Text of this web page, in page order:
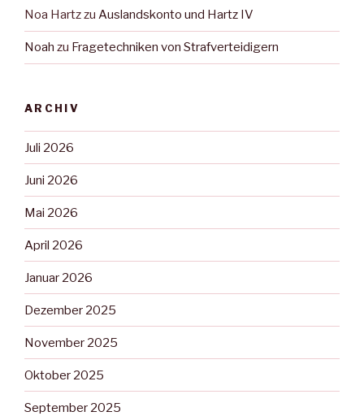
Noa Hartzzu Auslandskonto und Hartz IV
Noah zu Fragetechniken von Strafverteidigern
ARCHIV
Juli 2026
Juni 2026
Mai 2026
April 2026
Januar 2026
Dezember 2025
November 2025
Oktober 2025
September 2025